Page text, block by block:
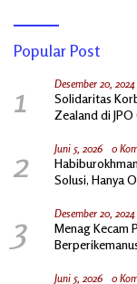
Popular Post
1 Desember 20, 2024
Solidaritas
Zealand di JPO
2 Juni 5, 2026 0
Solusi, Hanya
3 Desember 20, 2024
Menag Kecam
Juni 5, 2026 0